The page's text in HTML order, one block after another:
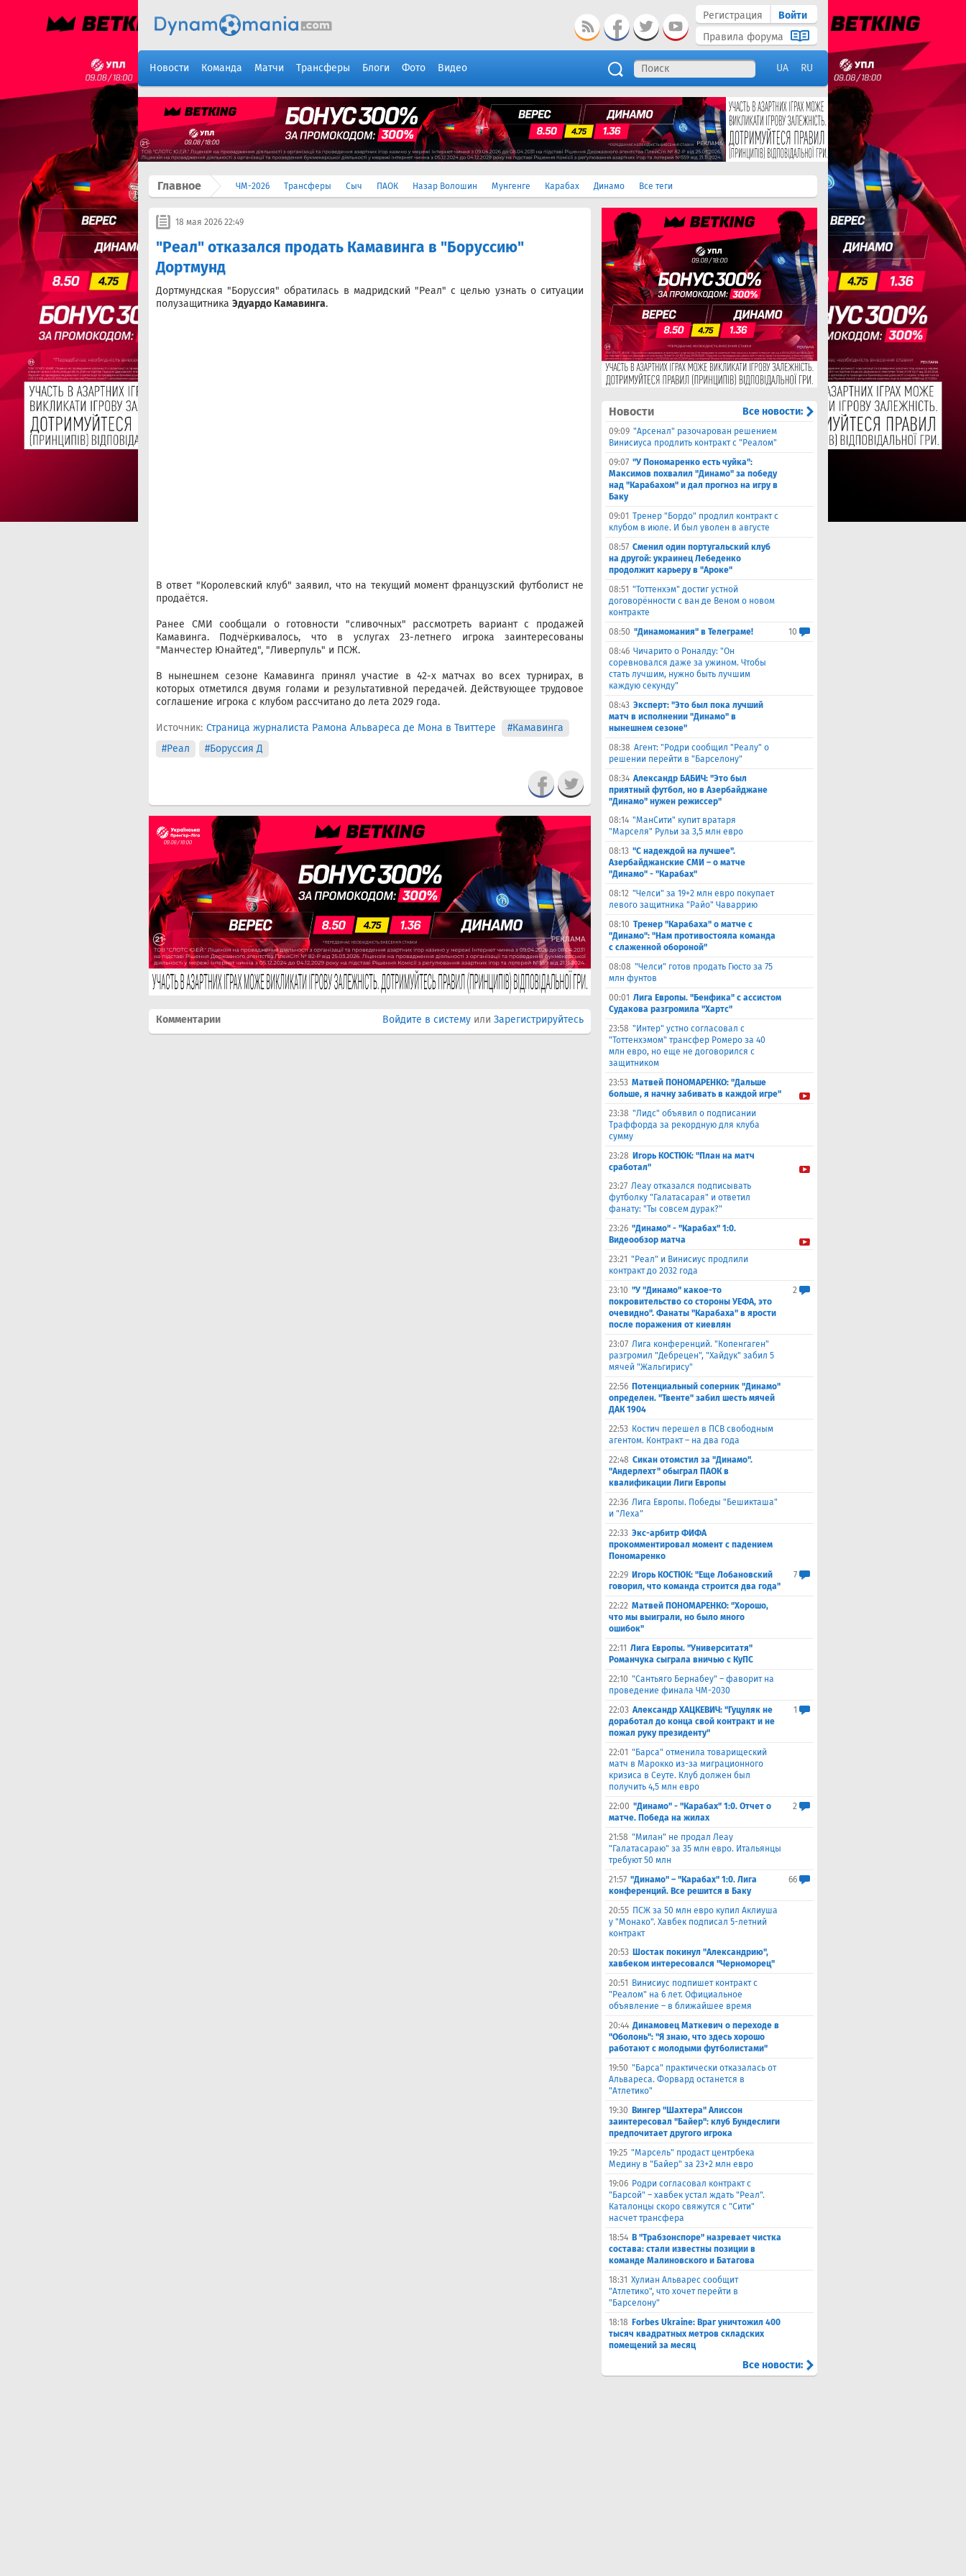
Регистрация
Войти
Правила форума
Новости Команда Матчи Трансферы Блоги Фото Видео UA RU
Главное ЧМ-2026 Трансферы Сыч ПАОК Назар Волошин Мунгенге Карабах Динамо Все теги
18 мая 2026 22:49
"Реал" отказался продать Камавинга в "Боруссию"
Дортмунд
Дортмундская "Боруссия" обратилась в мадридский "Реал" с целью узнать о ситуации
полузащитника Эдуардо Камавинга.
В ответ "Королевский клуб" заявил, что на текущий момент французский футболист не
продаётся.
Ранее СМИ сообщали о готовности "сливочных" рассмотреть вариант с продажей
Камавинга. Подчёркивалось, что в услугах 23-летнего игрока заинтересованы
"Манчестер Юнайтед", "Ливерпуль" и ПСЖ.
В нынешнем сезоне Камавинга принял участие в 42-х матчах во всех турнирах, в
которых отметился двумя голами и результативной передачей. Действующее трудовое
соглашение игрока с клубом рассчитано до лета 2029 года.
Источник: Страница журналиста Рамона Альвареса де Мона в Твиттере
#Камавинга
#Реал
#Боруссия Д
Комментарии Войдите в систему или Зарегистрируйтесь
Новости Все новости:
09:09 "Арсенал" разочарован решением
Винисиуса продлить контракт с "Реалом"
09:07 "У Пономаренко есть чуйка":
Максимов похвалил "Динамо" за победу
над "Карабахом" и дал прогноз на игру в
Баку
09:01 Тренер "Бордо" продлил контракт с
клубом в июле. И был уволен в августе
08:57 Сменил один португальский клуб
на другой: украинец Лебеденко
продолжит карьеру в "Ароке"
08:51 "Тоттенхэм" достиг устной
договорённости с ван де Веном о новом
контракте
08:50 "Динамомания" в Телеграме!
10
08:46 Чичарито о Роналду: "Он
соревновался даже за ужином. Чтобы
стать лучшим, нужно быть лучшим
каждую секунду"
08:43 Эксперт: "Это был пока лучший
матч в исполнении "Динамо" в
нынешнем сезоне"
08:38 Агент: "Родри сообщил "Реалу" о
решении перейти в "Барселону"
08:34 Александр БАБИЧ: "Это был
приятный футбол, но в Азербайджане
"Динамо" нужен режиссер"
08:14 "МанСити" купит вратаря
"Марселя" Рульи за 3,5 млн евро
08:13 "С надеждой на лучшее".
Азербайджанские СМИ – о матче
"Динамо" - "Карабах"
08:12 "Челси" за 19+2 млн евро покупает
левого защитника "Райо" Чаваррию
08:10 Тренер "Карабаха" о матче с
"Динамо": "Нам противостояла команда
с слаженной обороной"
08:08 "Челси" готов продать Гюсто за 75
млн фунтов
00:01 Лига Европы. "Бенфика" с ассистом
Судакова разгромила "Хартс"
23:58 "Интер" устно согласовал с
"Тоттенхэмом" трансфер Ромеро за 40
млн евро, но еще не договорился с
защитником
23:53 Матвей ПОНОМАРЕНКО: "Дальше
больше, я начну забивать в каждой игре"
23:38 "Лидс" объявил о подписании
Траффорда за рекордную для клуба
сумму
23:28 Игорь КОСТЮК: "План на матч
сработал"
23:27 Леау отказался подписывать
футболку "Галатасарая" и ответил
фанату: "Ты совсем дурак?"
23:26 "Динамо" - "Карабах" 1:0.
Видеообзор матча
23:21 "Реал" и Винисиус продлили
контракт до 2032 года
23:10 "У "Динамо" какое-то
покровительство со стороны УЕФА, это
очевидно". Фанаты "Карабаха" в ярости
после поражения от киевлян
2
23:07 Лига конференций. "Копенгаген"
разгромил "Дебрецен", "Хайдук" забил 5
мячей "Жальгирису"
22:56 Потенциальный соперник "Динамо"
определен. "Твенте" забил шесть мячей
ДАК 1904
22:53 Костич перешел в ПСВ свободным
агентом. Контракт – на два года
22:48 Сикан отомстил за "Динамо".
"Андерлехт" обыграл ПАОК в
квалификации Лиги Европы
22:36 Лига Европы. Победы "Бешикташа"
и "Леха"
22:33 Экс-арбитр ФИФА
прокомментировал момент с падением
Пономаренко
22:29 Игорь КОСТЮК: "Еще Лобановский
говорил, что команда строится два года"
7
22:22 Матвей ПОНОМАРЕНКО: "Хорошо,
что мы выиграли, но было много
ошибок"
22:11 Лига Европы. "Университатя"
Романчука сыграла вничью с ​КуПС
22:10 "Сантьяго Бернабеу" – фаворит на
проведение финала ЧМ-2030
22:03 Александр ХАЦКЕВИЧ: "Гуцуляк не
доработал до конца свой контракт и не
пожал руку президенту"
1
22:01 "Барса" отменила товарищеский
матч в Марокко из-за миграционного
кризиса в Сеуте. Клуб должен был
получить 4,5 млн евро
22:00 "Динамо" - "Карабах" 1:0. Отчет о
матче. Победа на жилах
2
21:58 "Милан" не продал Леау
"Галатасараю" за 35 млн евро. Итальянцы
требуют 50 млн
21:57 "Динамо" – "Карабах" 1:0. Лига
конференций. Все решится в Баку
66
20:55 ПСЖ за 50 млн евро купил Аклиуша
у "Монако". Хавбек подписал 5-летний
контракт
20:53 Шостак покинул "Александрию",
хавбеком интересовался "Черноморец"
20:51
Винисиус подпишет контракт с
"Реалом" на 6 лет. Официальное
объявление – в ближайшее время
20:44 Динамовец Маткевич о переходе в
"Оболонь": "Я знаю, что здесь хорошо
работают с молодыми футболистами"
19:50 "Барса" практически отказалась от
Альвареса. Форвард останется в
"Атлетико"
19:30 Вингер "Шахтера" Алиссон
заинтересовал "Байер": клуб Бундеслиги
предпочитает другого игрока
19:25 "Марсель" продаст центрбека
Медину в "Байер" за 23+2 млн евро
19:06 Родри согласовал контракт с
"Барсой" – хавбек устал ждать "Реал".
Каталонцы скоро свяжутся с "Сити"
насчет трансфера
18:54 В "Трабзонспоре" назревает чистка
состава: стали известны позиции в
команде Малиновского и Батагова
18:31 Хулиан Альварес сообщит
"Атлетико", что хочет перейти в
"Барселону"
18:18 Forbes Ukraine: Враг уничтожил 400
тысяч квадратных метров складских
помещений за месяц
Все новости: